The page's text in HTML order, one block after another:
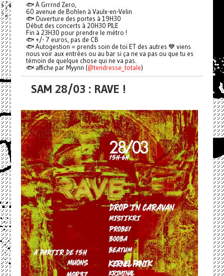
🐟 À Grrrnd Zero,
60 avenue de Bohlen à Vaulx-en-Velin
🐟 Ouverture des portes à 19H30
Début des concerts à 20H30 PILE
Fin à 23H30 pour prendre le métro !
🐟 +/- 7 euros, pas de CB
🐟 Autogestion = prends soin de toi ET des autres 💙 viens
nous voir aux entrées ou au bar si ça ne va pas ou que tu es
témoin de quelque chose qui ne va pas.
🐟 affiche par Myynn (@tendresse_totale)
SAM 28/03 : RAVE !